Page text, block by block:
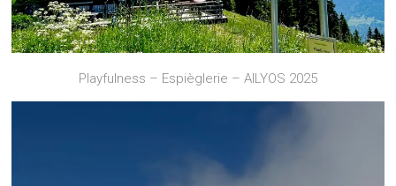
Playfulness – Espièglerie – AILYOS 2025